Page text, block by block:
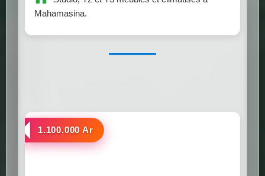
Mahamasina.
a louer
1.100.000 Ar